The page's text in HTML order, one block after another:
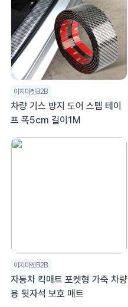
이지마켓B2B
차량 기스 방지 도어 스텝 테이
프 폭5cm 길이1M
이지마켓B2B
자동차 킥매트 포켓형 가죽 차량
용 뒷자석 보호 매트